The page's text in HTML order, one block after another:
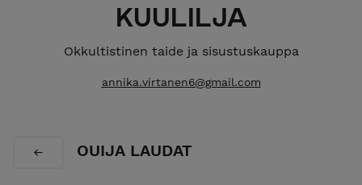
KUULILJA
Okkultistinen taide ja sisustuskauppa
annika.virtanen6@gmail.com
OUIJA LAUDAT